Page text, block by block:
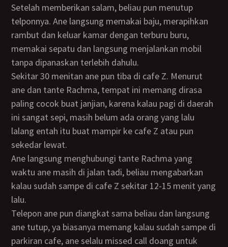
Setelah memberikan salam, beliau pun menutup
telponnya. Ane langsung memakai baju, merapihkan
rambut dan keluar kamar dengan terburu buru,
memakai sepatu dan langsung menjalankan mobil
tanpa dipanaskan terlebih dahulu.
Sekitar 30 menitan ane pun tiba di cafe Z. Menurut
ane dan tante Rachma, tempat ini memang dirasa
paling cocok buat janjian, karena kalau pagi di daerah
ini sangat sepi, masih belum ada orang yang lalu
lalang entah itu buat mampir ke cafe Z atau pun
sekedar lewat.
Ane langsung menghubungi tante Rachma yang
waktu ane masih di jalan tadi, beliau mengabarkan
kalau sudah sampe di cafe Z sekitar 12-15 menit yang
lalu.
Telepon ane pun diangkat sama beliau dan langsung
ane tutup, ya biasanya memang kalau sudah sampe di
parkiran cafe, ane selalu missed call doang untuk